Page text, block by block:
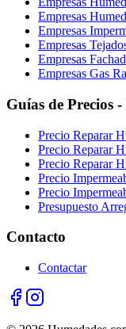
Empresas
Empresas
Empresas
Empresas
Empresas Gas
Guías de Precios
Precio Reparar
Precio Reparar
Precio Reparar
Precio
Precio
Presupuesto
Contacto
Contactar